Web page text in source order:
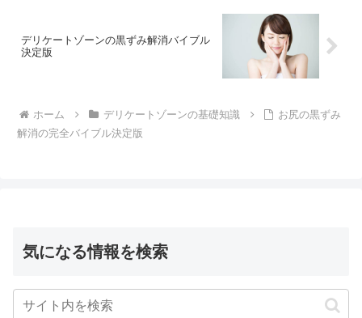
デリケートゾーンの黒ずみ解消バイブル
決定版
ホーム デリケートゾーンの基礎知識
お尻の黒ずみ
解消の完全バイブル決定版
気になる情報を検索